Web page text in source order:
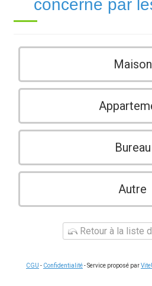
concerné par
Maison
Bureau
Autre
Retour à la liste
CGU - Confidentialité- Service proposé par